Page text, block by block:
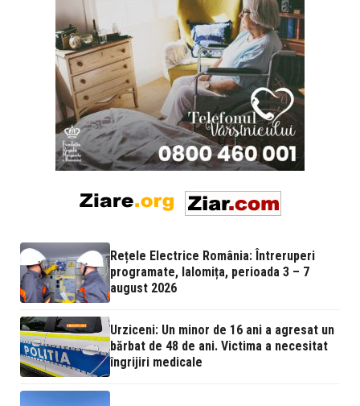
Rețele Electrice România: Întreruperi
programate, Ialomița, perioada 3 – 7
august 2026
Urziceni: Un minor de 16 ani a agresat un
bărbat de 48 de ani. Victima a necesitat
îngrijiri medicale